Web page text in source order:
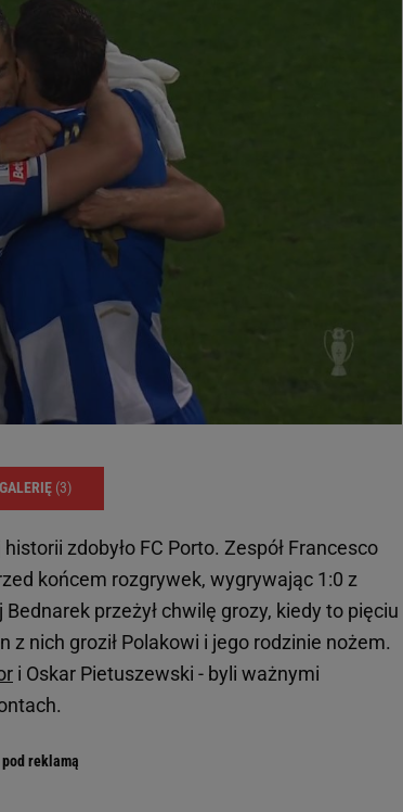
(3)
zdobyło FC Porto. Zespół Francesco
końcem rozgrywek, wygrywając 1:0 z
przeżył chwilę grozy, kiedy to pięciu
z nich groził Polakowi i jego rodzinie nożem.
i Oskar Pietuszewski - byli ważnymi